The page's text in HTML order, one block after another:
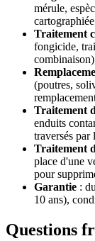
mérule,
Traitement
fongicide,
(poutres,
Traitement
enduits
traversés par
Traitement
place d'une
pour
Garantie :
10 ans),
Questions